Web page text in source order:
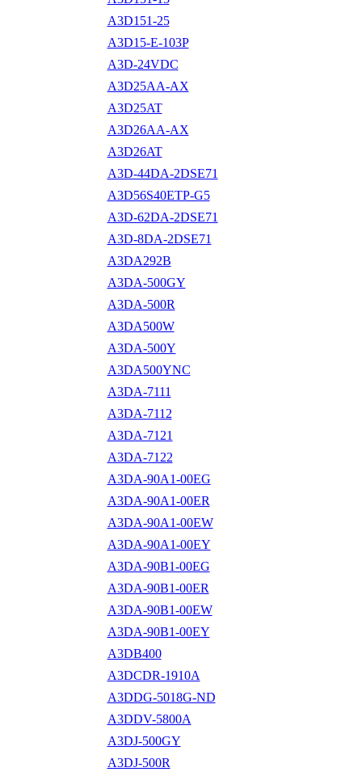
A3D151-25
A3D15-E-103P
A3D-24VDC
A3D25AA-AX
A3D25AT
A3D26AA-AX
A3D26AT
A3D-44DA-2DSE71
A3D56S40ETP-G5
A3D-62DA-2DSE71
A3D-8DA-2DSE71
A3DA292B
A3DA-500GY
A3DA-500R
A3DA500W
A3DA-500Y
A3DA500YNC
A3DA-7111
A3DA-7112
A3DA-7121
A3DA-7122
A3DA-90A1-00EG
A3DA-90A1-00ER
A3DA-90A1-00EW
A3DA-90A1-00EY
A3DA-90B1-00EG
A3DA-90B1-00ER
A3DA-90B1-00EW
A3DA-90B1-00EY
A3DB400
A3DCDR-1910A
A3DDG-5018G-ND
A3DDV-5800A
A3DJ-500GY
A3DJ-500R